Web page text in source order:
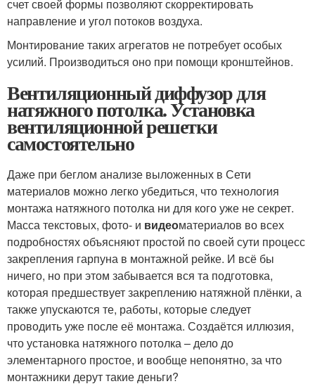
счет своей формы позволяют скорректировать
направление и угол потоков воздуха.
Монтирование таких агрегатов не потребует особых
усилий. Производиться оно при помощи кронштейнов.
Вентиляционный диффузор для
натяжного потолка. Установка
вентиляционной решетки
самостоятельно
Даже при беглом анализе выложенных в Сети
материалов можно легко убедиться, что технология
монтажа натяжного потолка ни для кого уже не секрет.
Масса текстовых, фото- и видеоматериалов во всех
подробностях объясняют простой по своей сути процесс
закрепления гарпуна в монтажной рейке. И всё бы
ничего, но при этом забывается вся та подготовка,
которая предшествует закреплению натяжной плёнки, а
также упускаются те, работы, которые следует
проводить уже после её монтажа. Создаётся иллюзия,
что установка натяжного потолка – дело до
элементарного простое, и вообще непонятно, за что
монтажники дерут такие деньги?